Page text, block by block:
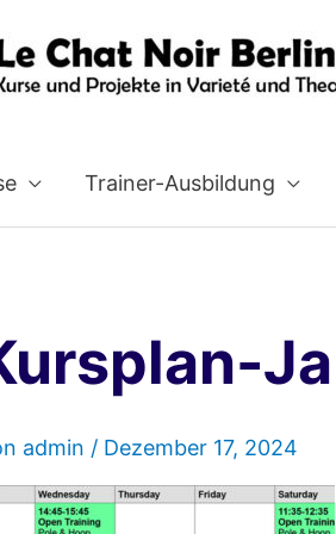
Trainer-Ausbildung
admin / Dezember 17, 2024